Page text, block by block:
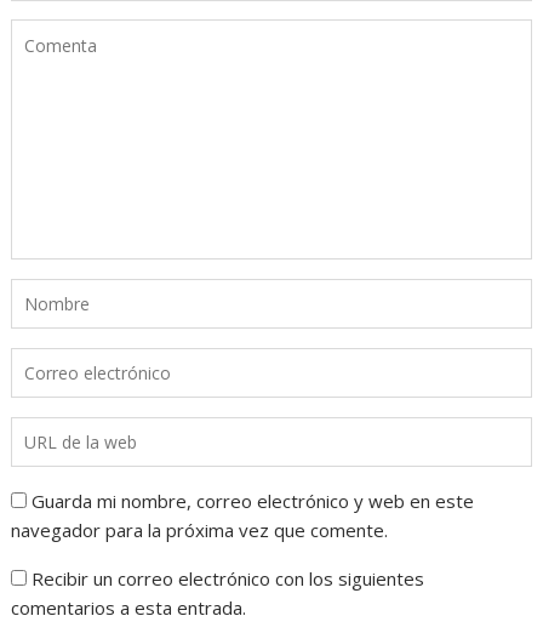
Guarda mi nombre, correo electrónico y web en este
navegador para la próxima vez que comente.
Recibir un correo electrónico con los siguientes
comentarios a esta entrada.